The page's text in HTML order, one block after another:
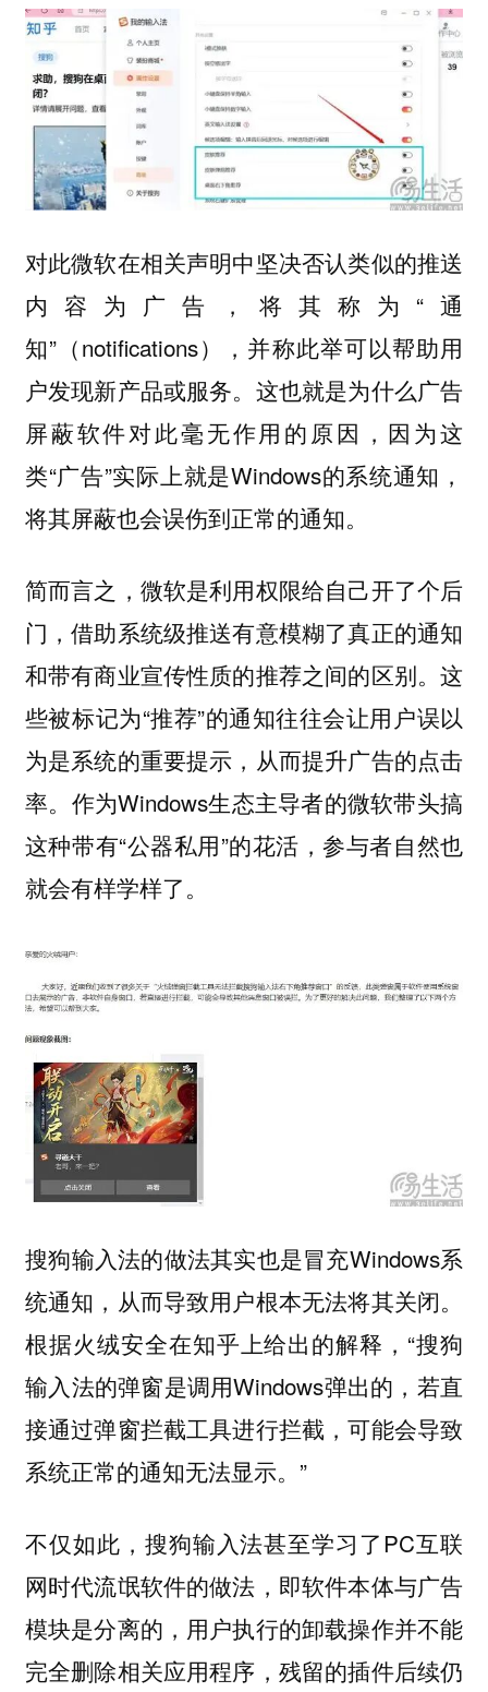
对此微软在相关声明中坚决否认类似的推送
内容为广告，将其称为“通
知”（notifications），并称此举可以帮助用
户发现新产品或服务。这也就是为什么广告
屏蔽软件对此毫无作用的原因，因为这
类“广告”实际上就是Windows的系统通知，
将其屏蔽也会误伤到正常的通知。
简而言之，微软是利用权限给自己开了个后
门，借助系统级推送有意模糊了真正的通知
和带有商业宣传性质的推荐之间的区别。这
些被标记为“推荐”的通知往往会让用户误以
为是系统的重要提示，从而提升广告的点击
率。作为Windows生态主导者的微软带头搞
这种带有“公器私用”的花活，参与者自然也
就会有样学样了。
搜狗输入法的做法其实也是冒充Windows系
统通知，从而导致用户根本无法将其关闭。
根据火绒安全在知乎上给出的解释，“搜狗
输入法的弹窗是调用Windows弹出的，若直
接通过弹窗拦截工具进行拦截，可能会导致
系统正常的通知无法显示。”
不仅如此，搜狗输入法甚至学习了PC互联
网时代流氓软件的做法，即软件本体与广告
模块是分离的，用户执行的卸载操作并不能
完全删除相关应用程序，残留的插件后续仍